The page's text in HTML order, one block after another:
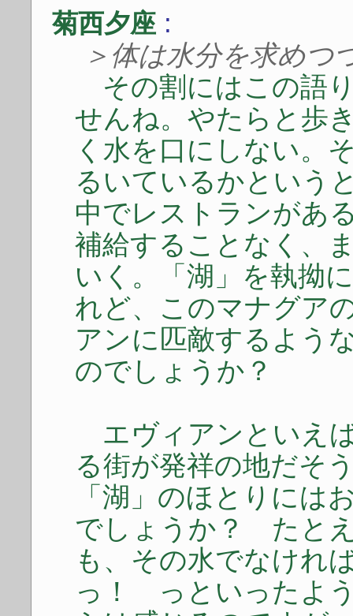
菊西夕座 :
＞体は水分を求めつ
その割にはこの語
せんね。やたらと歩
く水を口にしない。
るいているかという
中でレストランがあ
補給することなく、
いく。「湖」を執拗
れど、このマナグア
アンに匹敵するよう
のでしょうか？
エヴィアンといえ
る街が発祥の地だそ
「湖」のほとりには
でしょうか？ たと
も、その水でなけれ
っ！ っといったよ